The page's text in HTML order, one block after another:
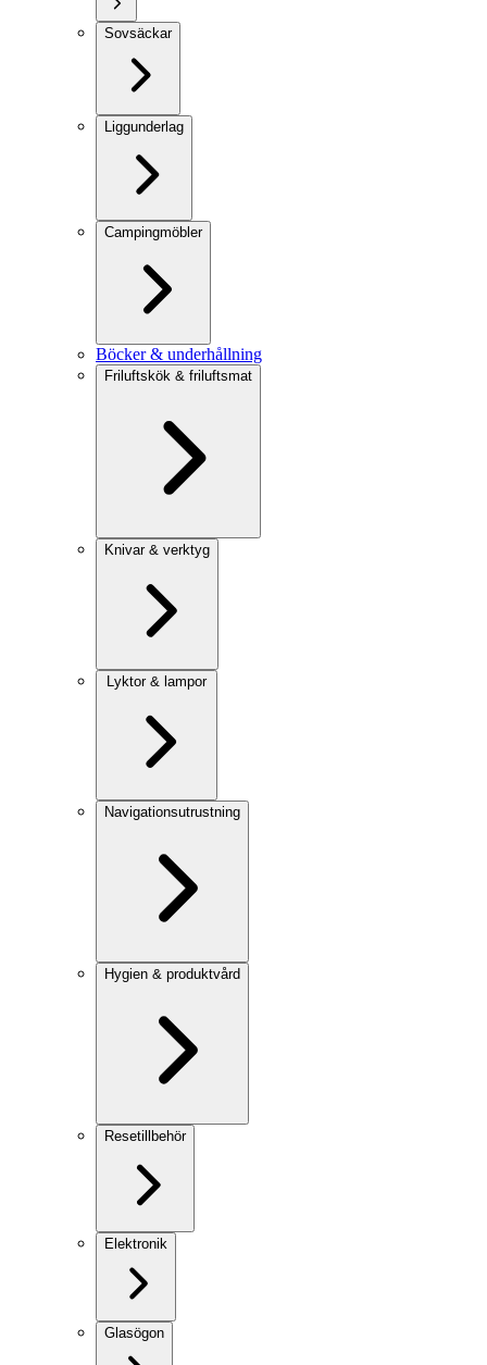
Sovsäckar
Liggunderlag
Campingmöbler
Böcker & underhållning
Friluftskök & friluftsmat
Knivar & verktyg
Lyktor & lampor
Navigationsutrustning
Hygien & produktvård
Resetillbehör
Elektronik
Glasögon